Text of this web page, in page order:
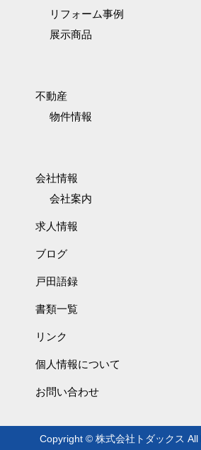
リフォーム事例
展示商品
不動産
物件情報
会社情報
会社案内
求人情報
ブログ
戸田語録
書類一覧
リンク
個人情報について
お問い合わせ
Copyright © 株式会社トダックス All